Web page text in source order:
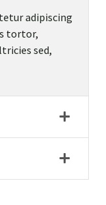
adipiscing
tortor,
sed,